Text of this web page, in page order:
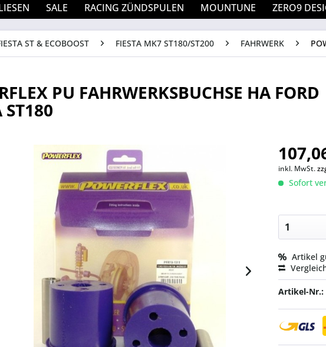
SALE RACING ZÜNDSPULEN MOUNTUNE ZERO9
ST & ECOBOOST FIESTA MK7 ST180/ST200 FAHRWERK
PU FAHRWERKSBUCHSE HA FORD
ST180
inkl. MwSt.
Sofort
Artikel
Artikel-Nr.: